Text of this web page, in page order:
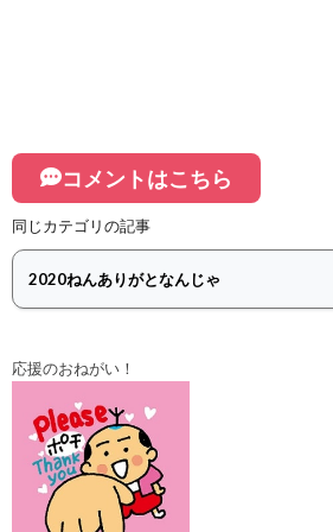
コメントはこちら
同じカテゴリの記事
応援のおねがい！